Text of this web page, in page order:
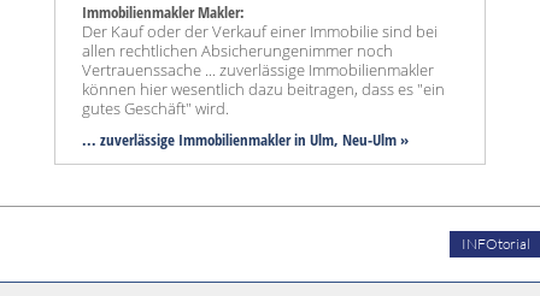
Immobilienmakler Makler:
Der Kauf oder der Verkauf einer Immobilie sind bei
allen rechtlichen Absicherungenimmer noch
Vertrauenssache ... zuverlässige Immobilienmakler
können hier wesentlich dazu beitragen, dass es "ein
gutes Geschäft" wird.
... zuverlässige Immobilienmakler in Ulm, Neu-Ulm »
INFOtorial